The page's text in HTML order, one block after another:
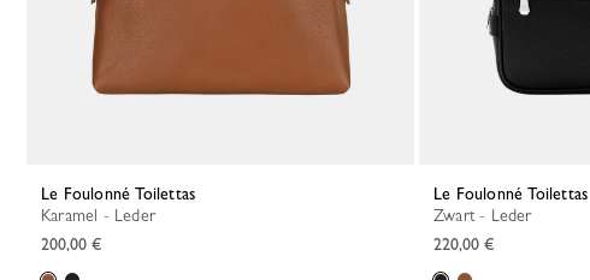
Le Foulonné Toilettas
Karamel - Leder
200,00 €
Le Foulonné Toilettas
Zwart - Leder
220,00 €